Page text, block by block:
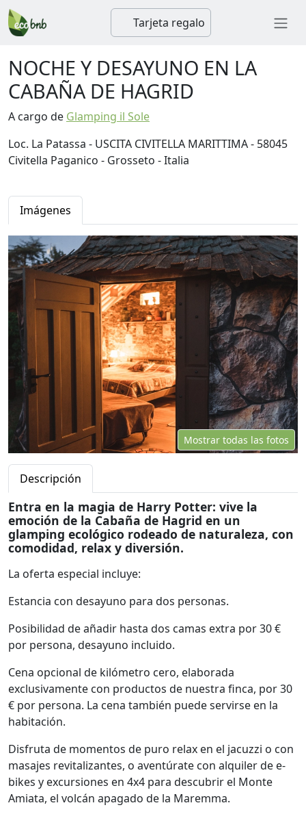
Tarjeta regalo
NOCHE Y DESAYUNO EN LA
CABAÑA DE HAGRID
A cargo de Glamping il Sole
Loc. La Patassa - USCITA CIVITELLA MARITTIMA - 58045
Civitella Paganico - Grosseto - Italia
Imágenes
Mostrar todas las fotos
Descripción
Entra en la magia de Harry Potter: vive la
emoción de la Cabaña de Hagrid en un
glamping ecológico rodeado de naturaleza, con
comodidad, relax y diversión.
La oferta especial incluye:
Estancia con desayuno para dos personas.
Posibilidad de añadir hasta dos camas extra por 30 €
por persona, desayuno incluido.
Cena opcional de kilómetro cero, elaborada
exclusivamente con productos de nuestra finca, por 30
€ por persona. La cena también puede servirse en la
habitación.
Disfruta de momentos de puro relax en el jacuzzi o con
masajes revitalizantes, o aventúrate con alquiler de e-
bikes y excursiones en 4x4 para descubrir el Monte
Amiata, el volcán apagado de la Maremma.